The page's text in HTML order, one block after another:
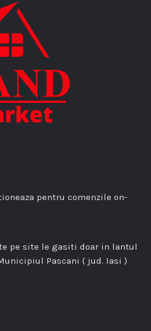
pentru comenzile on-
pe site le gasiti doar in lantul
Pascani ( jud. Iasi )